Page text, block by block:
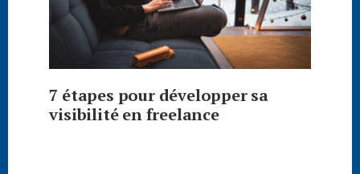
7 étapes pour développer sa
visibilité en freelance